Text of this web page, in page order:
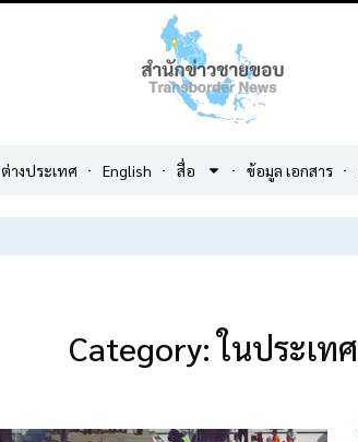
ต่างประเทศ English สื่อ ข้อมูล เอกสาร
Category: ในประเทศ